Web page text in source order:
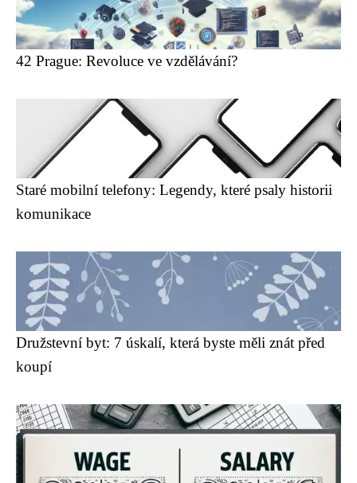
42 Prague: Revoluce ve vzdělávání?
Staré mobilní telefony: Legendy, které psaly historii
komunikace
Družstevní byt: 7 úskalí, která byste měli znát před
koupí